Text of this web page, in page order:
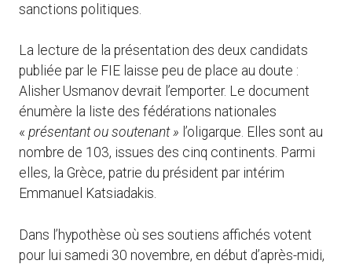
sanctions politiques.
La lecture de la présentation des deux candidats
publiée par le FIE laisse peu de place au doute :
Alisher Usmanov devrait l’emporter. Le document
énumère la liste des fédérations nationales
« présentant ou soutenant » l’oligarque. Elles sont au
nombre de 103, issues des cinq continents. Parmi
elles, la Grèce, patrie du président par intérim
Emmanuel Katsiadakis.
Dans l’hypothèse où ses soutiens affichés votent
pour lui samedi 30 novembre, en début d’après-midi,